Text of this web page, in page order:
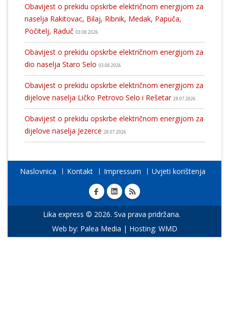
Obavijest o prekidu opskrbe električnom energijom za
naselja Rakitovac, Bilaj, Ribnik, Medak, Papuča,
Počitelj, Raduč 03.08.2026
Obavijest o prekidu opskrbe električnom energijom za
dio naselja Staro Selo 03.08.2026
Obavijest o prekidu opskrbe električnom energijom za
dijelove naselja Ličko Petrovo Selo i Rešetar 28.07.2026
Obavijest o prekidu opskrbe električnom energijom za
dijelove naselja Jezerce 28.07.2026
Naslovnica Kontakt Impressum Uvjeti korištenja
Lika express © 2026. Sva prava pridržana.
Web by: Palea Media | Hosting: WMD